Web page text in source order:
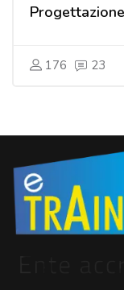
176 23